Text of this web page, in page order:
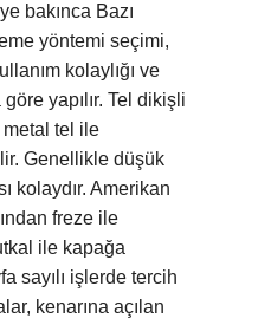
bakınca Bazı
yöntemi seçimi,
kolaylığı ve
göre yapılır. Tel dikişli
tel ile
Genellikle düşük
kolaydır. Amerikan
freze ile
ile kapağa
sayılı işlerde tercih
kenarına açılan